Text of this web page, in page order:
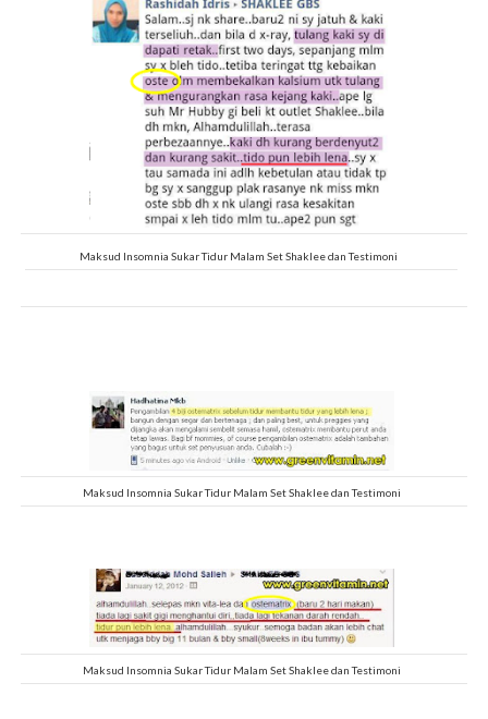
Maksud Insomnia Sukar Tidur Malam Set Shaklee dan Testimoni
Maksud Insomnia Sukar Tidur Malam Set Shaklee dan Testimoni
Maksud Insomnia Sukar Tidur Malam Set Shaklee dan Testimoni